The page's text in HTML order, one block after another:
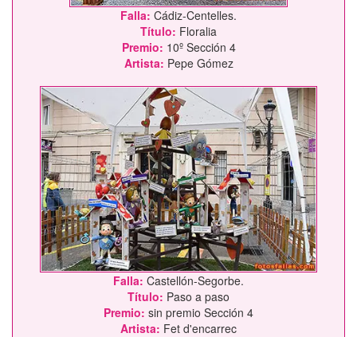
Falla: Cádiz-Centelles.
Título: Floralia
Premio: 10º Sección 4
Artista: Pepe Gómez
Falla: Castellón-Segorbe.
Título: Paso a paso
Premio: sin premio Sección 4
Artista: Fet d'encarrec